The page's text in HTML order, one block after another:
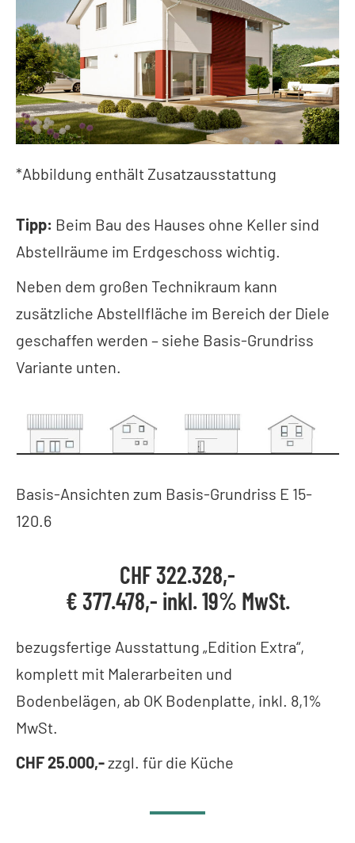
*Abbildung enthält Zusatzausstattung
Tipp: Beim Bau des Hauses ohne Keller sind
Abstellräume im Erdgeschoss wichtig.
Neben dem großen Technikraum kann
zusätzliche Abstellfläche im Bereich der Diele
geschaffen werden – siehe Basis-Grundriss
Variante unten.
Basis-Ansichten zum Basis-Grundriss E 15-
120.6
CHF 322.328,-
€ 377.478,- inkl. 19% MwSt.
bezugsfertige Ausstattung „Edition Extra“,
komplett mit Malerarbeiten und
Bodenbelägen, ab OK Bodenplatte, inkl. 8,1%
MwSt.
CHF 25.000,-zzgl. für die Küche